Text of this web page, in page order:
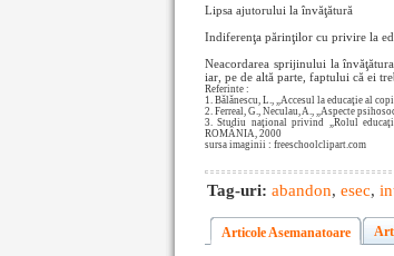
Lipsa ajutorului la învăţătură
Indiferenţa părinţilor cu privire la
Neacordarea sprijinului la
iar, pe de altă parte, faptului că ei
Referinte :
1. Bălănescu, L., „Accesul la educaţie al
2. Ferreal, G., Neculau, A., „Aspecte
3. Studiu naţional privind „Rolul
ROMÂNIA, 2000
sursa imaginii : freeschoolclipart.com
Tag-uri: abandon, esec,
Articole Asemanatoare